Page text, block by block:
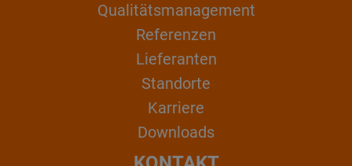
Qualitätsmanagement
Referenzen
Lieferanten
Standorte
Karriere
Downloads